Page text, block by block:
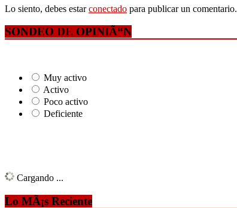
Lo siento, debes estarconectado para publicar un comentario.
SONDEO DE OPINIÃ“N
Muy activo
Activo
Poco activo
Deficiente
Cargando ...
Lo MÃ¡s Reciente